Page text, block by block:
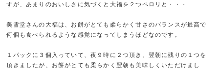
すが、あまりのおいしさに気づくと大福を２つペロリと・・・
美雪堂さんの大福は、お餅がとても柔らかく甘さのバランスが最高で
何個も食べられるような感覚になってしまうほどなのです。
１パックに３個入っていて、夜９時に２つ頂き、翌朝に残りの１つを
頂きましたが、お餅がとても柔らかく翌朝も美味しくいただけまし